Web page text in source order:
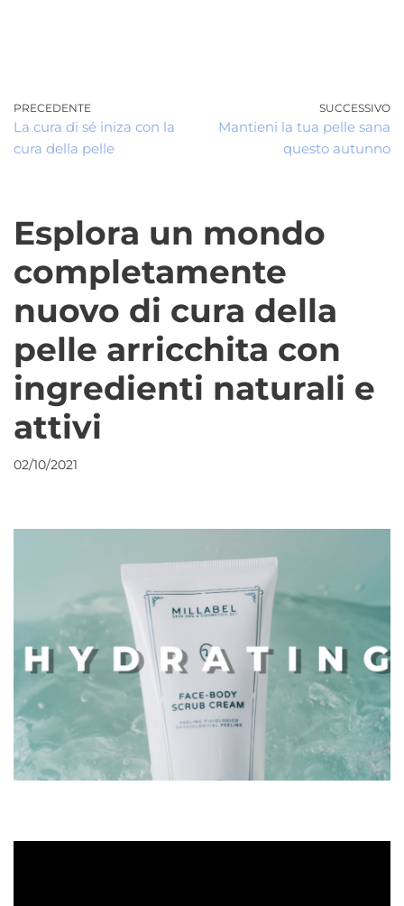
PRECEDENTE
La cura di sé iniza con la
cura della pelle
SUCCESSIVO
Mantieni la tua pelle sana
questo autunno
Esplora un mondo
completamente
nuovo di cura della
pelle arricchita con
ingredienti naturali e
attivi
02/10/2021